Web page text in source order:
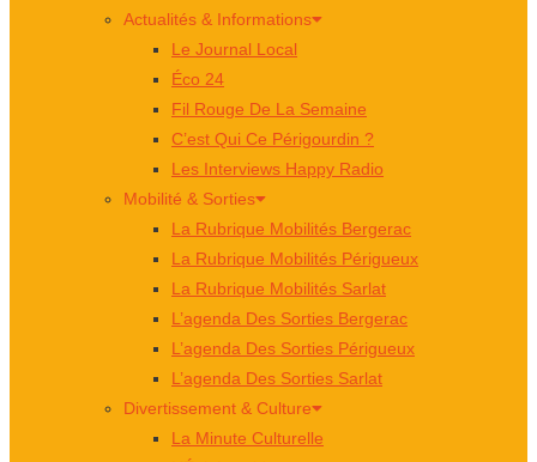
Actualités & Informations
Le Journal Local
Éco 24
Fil Rouge De La Semaine
C’est Qui Ce Périgourdin ?
Les Interviews Happy Radio
Mobilité & Sorties
La Rubrique Mobilités Bergerac
La Rubrique Mobilités Périgueux
La Rubrique Mobilités Sarlat
L’agenda Des Sorties Bergerac
L’agenda Des Sorties Périgueux
L’agenda Des Sorties Sarlat
Divertissement & Culture
La Minute Culturelle